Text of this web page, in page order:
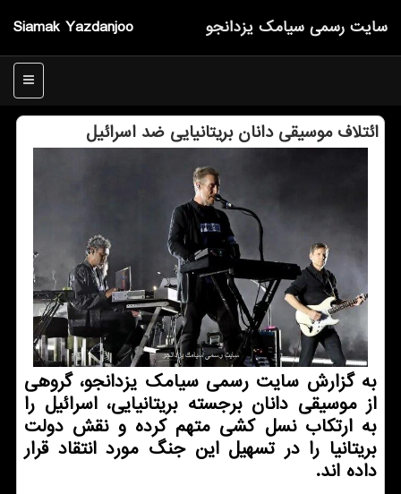
Siamak Yazdanjoo سایت رسمی سیامك یزدانجو
منو
ائتلاف موسیقی دانان بریتانیایی ضد اسرائیل
به گزارش سایت رسمی سیامک یزدانجو، گروهی
از موسیقی دانان برجسته بریتانیایی، اسرائیل را
به ارتکاب نسل کشی متهم کرده و نقش دولت
بریتانیا را در تسهیل این جنگ مورد انتقاد قرار
داده اند.